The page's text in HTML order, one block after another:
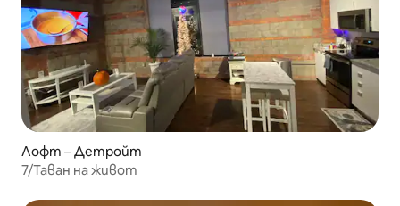
Лофт – Детройт
7/Таван на живот